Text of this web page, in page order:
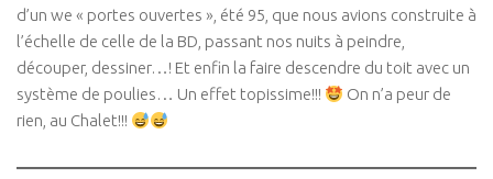
d’un we « portes ouvertes », été 95, que nous avions construite à
l’échelle de celle de la BD, passant nos nuits à peindre,
découper, dessiner…! Et enfin la faire descendre du toit avec un
système de poulies… Un effet topissime!!!
On n’a peur de
rien, au Chalet!!!